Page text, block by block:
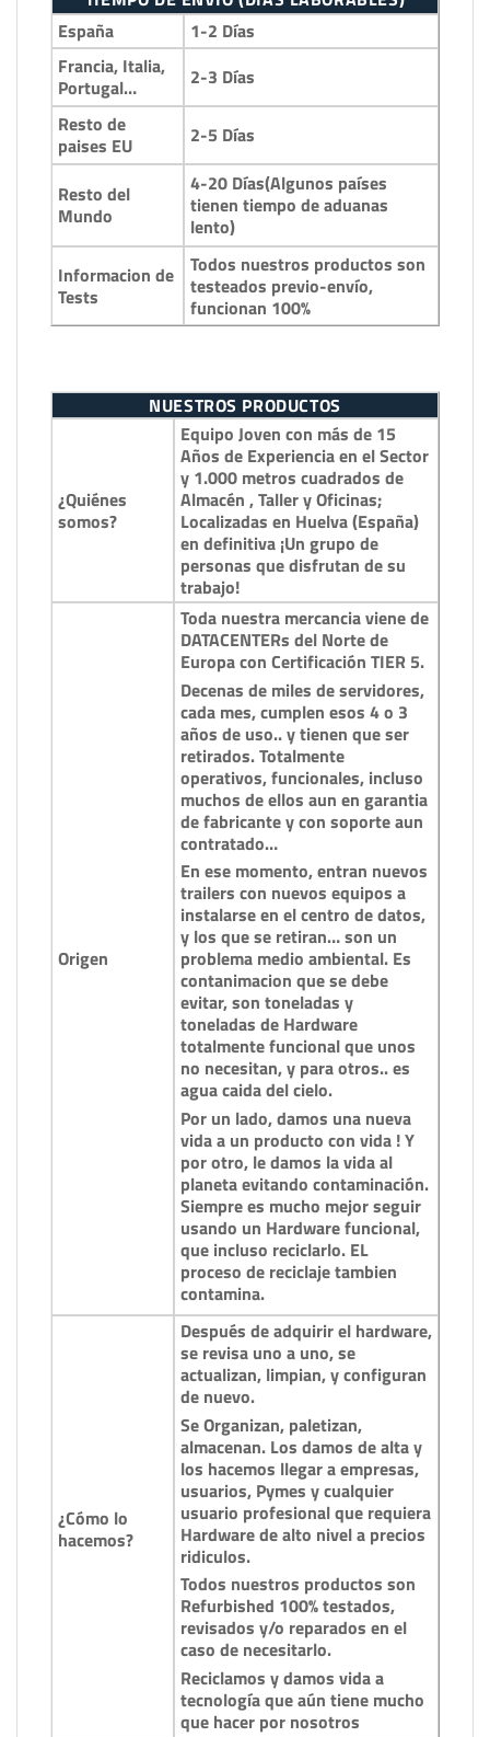
España
1-2 Días
Francia, Italia,
Portugal…
2-3 Días
Resto de
paises EU
2-5 Días
Resto del
Mundo
4-20 Días(Algunos países
tienen tiempo de aduanas
lento)
Informacion de
Tests
Todos nuestros productos son
testeados previo-envío,
funcionan 100%
NUESTROS PRODUCTOS
¿Quiénes
somos?
Equipo Joven con más de 15
Años de Experiencia en el Sector
y 1.000 metros cuadrados de
Almacén , Taller y Oficinas;
Localizadas en Huelva (España)
en definitiva ¡Un grupo de
personas que disfrutan de su
trabajo!
Origen
Toda nuestra mercancia viene de
DATACENTERs del Norte de
Europa con Certificación TIER 5.
Decenas de miles de servidores,
cada mes, cumplen esos 4 o 3
años de uso.. y tienen que ser
retirados. Totalmente
operativos, funcionales, incluso
muchos de ellos aun en garantia
de fabricante y con soporte aun
contratado…
En ese momento, entran nuevos
trailers con nuevos equipos a
instalarse en el centro de datos,
y los que se retiran… son un
problema medio ambiental. Es
contanimacion que se debe
evitar, son toneladas y
toneladas de Hardware
totalmente funcional que unos
no necesitan, y para otros.. es
agua caida del cielo.
Por un lado, damos una nueva
vida a un producto con vida ! Y
por otro, le damos la vida al
planeta evitando contaminación.
Siempre es mucho mejor seguir
usando un Hardware funcional,
que incluso reciclarlo. EL
proceso de reciclaje tambien
contamina.
¿Cómo lo
hacemos?
Después de adquirir el hardware,
se revisa uno a uno, se
actualizan, limpian, y configuran
de nuevo.
Se Organizan, paletizan,
almacenan. Los damos de alta y
los hacemos llegar a empresas,
usuarios, Pymes y cualquier
usuario profesional que requiera
Hardware de alto nivel a precios
ridiculos.
Todos nuestros productos son
Refurbished 100% testados,
revisados y/o reparados en el
caso de necesitarlo.
Reciclamos y damos vida a
tecnología que aún tiene mucho
que hacer por nosotros